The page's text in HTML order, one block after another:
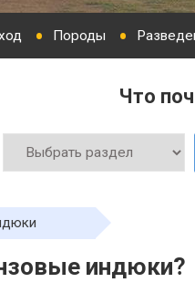
Породы
Что
индюки?